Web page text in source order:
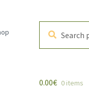
for:
0.00€ 0 items